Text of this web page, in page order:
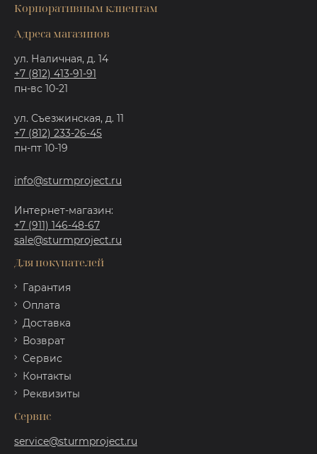
Корпоративным клиентам
Адреса магазинов
ул. Наличная, д. 14
+7 (812) 413-91-91
пн-вс 10-21
ул. Съезжинская, д. 11
+7 (812) 233-26-45
пн-пт 10-19
info@sturmproject.ru
Интернет-магазин:
+7 (911) 146-48-67
sale@sturmproject.ru
Для покупателей
Гарантия
Оплата
Доставка
Возврат
Сервис
Контакты
Реквизиты
Сервис
service@sturmproject.ru